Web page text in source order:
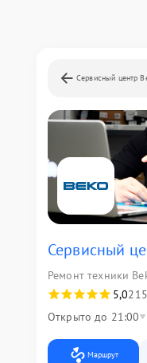
Сервисный центр
Сервисный
Ремонт техники
5,0
Открыто до 21:00
Маршрут